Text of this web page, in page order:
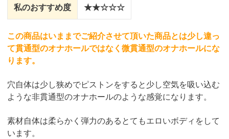
私のおすすめ度 ★★☆☆☆
この商品はいままでご紹介させて頂いた商品とは少し違っ
て貫通型のオナホールではなく微貫通型のオナホールにな
ります。
穴自体は少し狭めでピストンをすると少し空気を吸い込む
ような非貫通型のオナホールのような感覚になります。
素材自体は柔らかく弾力のあるとてもエロいボディをして
います。